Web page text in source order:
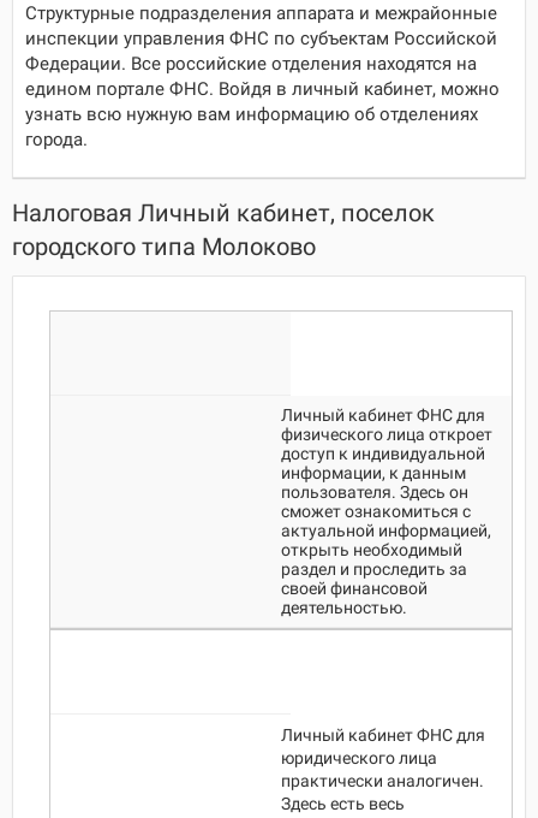
Структурные подразделения аппарата и межрайонные
инспекции управления ФНС по субъектам Российской
Федерации. Все российские отделения находятся на
едином портале ФНС. Войдя в личный кабинет, можно
узнать всю нужную вам информацию об отделениях
города.
Налоговая Личный кабинет, поселок
городского типа Молоково
Личный кабинет ФНС для
физического лица откроет
доступ к индивидуальной
информации, к данным
пользователя. Здесь он
сможет ознакомиться с
актуальной информацией,
открыть необходимый
раздел и проследить за
своей финансовой
деятельностью.
Личный кабинет ФНС для
юридического лица
практически аналогичен.
Здесь есть весь